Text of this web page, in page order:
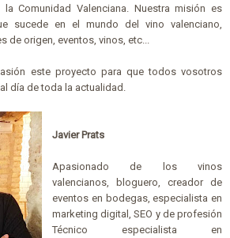
Comunidad Valenciana. Nuestra misión es
sucede en el mundo del vino valenciano,
origen, eventos, vinos, etc...
este proyecto para que todos vosotros
día de toda la actualidad.
Javier Prats
Apasionado de los vinos
valencianos, bloguero, creador de
eventos en bodegas, especialista en
marketing digital, SEO y de profesión
Técnico especialista en